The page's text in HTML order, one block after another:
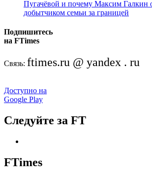
Пугачёвой и почему Максим Галкин
добытчиком семьи за границей
Подпишитесь
на FTimes
Связь: ftimes.ru @ yandex . ru
Доступно на
Google Play
Следуйте за FT
FTimes